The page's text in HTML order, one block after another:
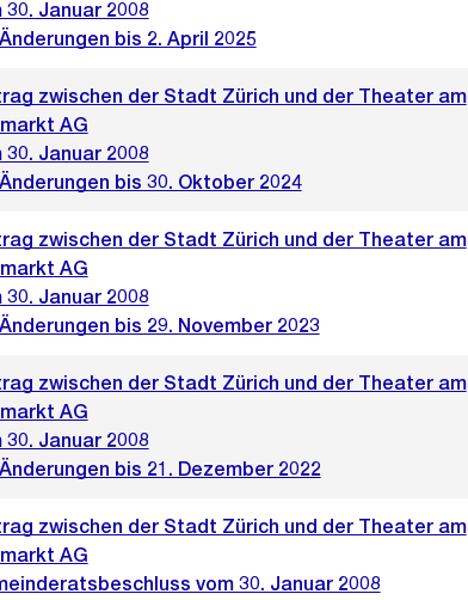
30. Januar 2008
bis 2. April 2025
zwischen der Stadt Zürich und der Theater am
AG
30. Januar 2008
bis 30. Oktober 2024
zwischen der Stadt Zürich und der Theater am
AG
30. Januar 2008
bis 29. November 2023
zwischen der Stadt Zürich und der Theater am
AG
30. Januar 2008
bis 21. Dezember 2022
zwischen der Stadt Zürich und der Theater am
AG
vom 30. Januar 2008